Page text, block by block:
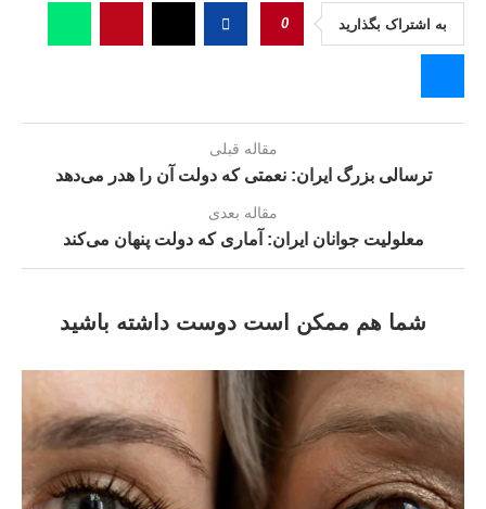
به اشتراک بگذارید 0
مقاله قبلی
ترسالی بزرگ ایران: نعمتی که دولت آن را هدر می‌دهد
مقاله بعدی
معلولیت جوانان ایران: آماری که دولت پنهان می‌کند
شما هم ممکن است دوست داشته باشید